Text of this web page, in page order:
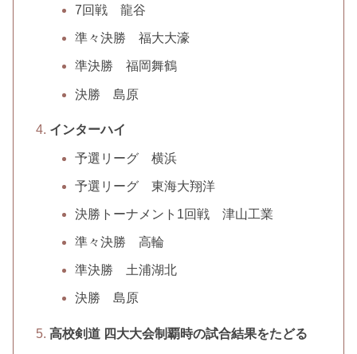
7回戦 龍谷
準々決勝 福大大濠
準決勝 福岡舞鶴
決勝 島原
インターハイ
予選リーグ 横浜
予選リーグ 東海大翔洋
決勝トーナメント1回戦 津山工業
準々決勝 高輪
準決勝 土浦湖北
決勝 島原
高校剣道 四大大会制覇時の試合結果をたどる